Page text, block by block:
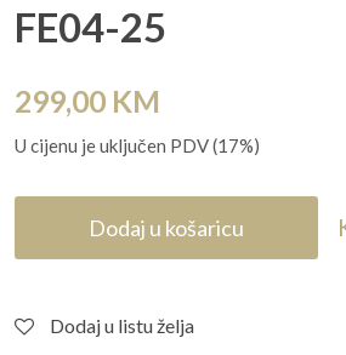
FE04-25
299,00 KM
U cijenu je uključen PDV (17%)
Dodaj u košaricu
Dodaj u listu želja